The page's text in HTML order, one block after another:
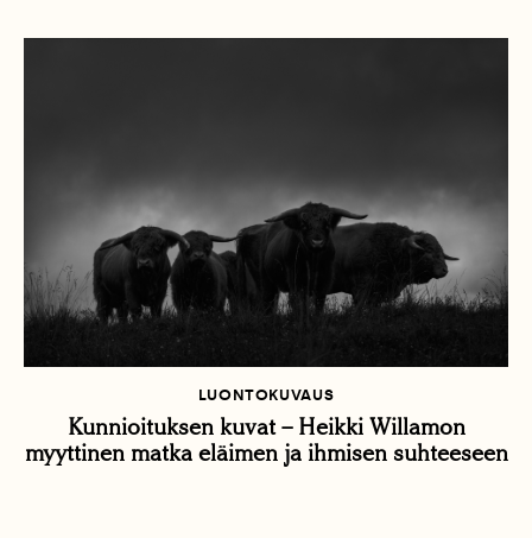
LUONTOKUVAUS
Kunnioituksen kuvat – Heikki Willamon
myyttinen matka eläimen ja ihmisen suhteeseen